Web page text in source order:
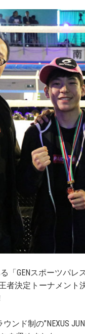
「GENスポーツパレ
者決定トーナメン
ド制の”NEXUS